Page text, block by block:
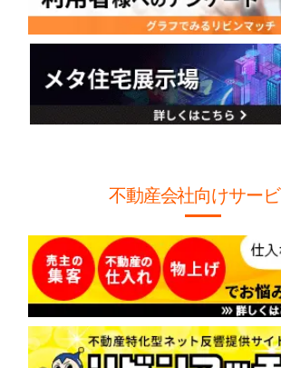
不動産会社向けサー